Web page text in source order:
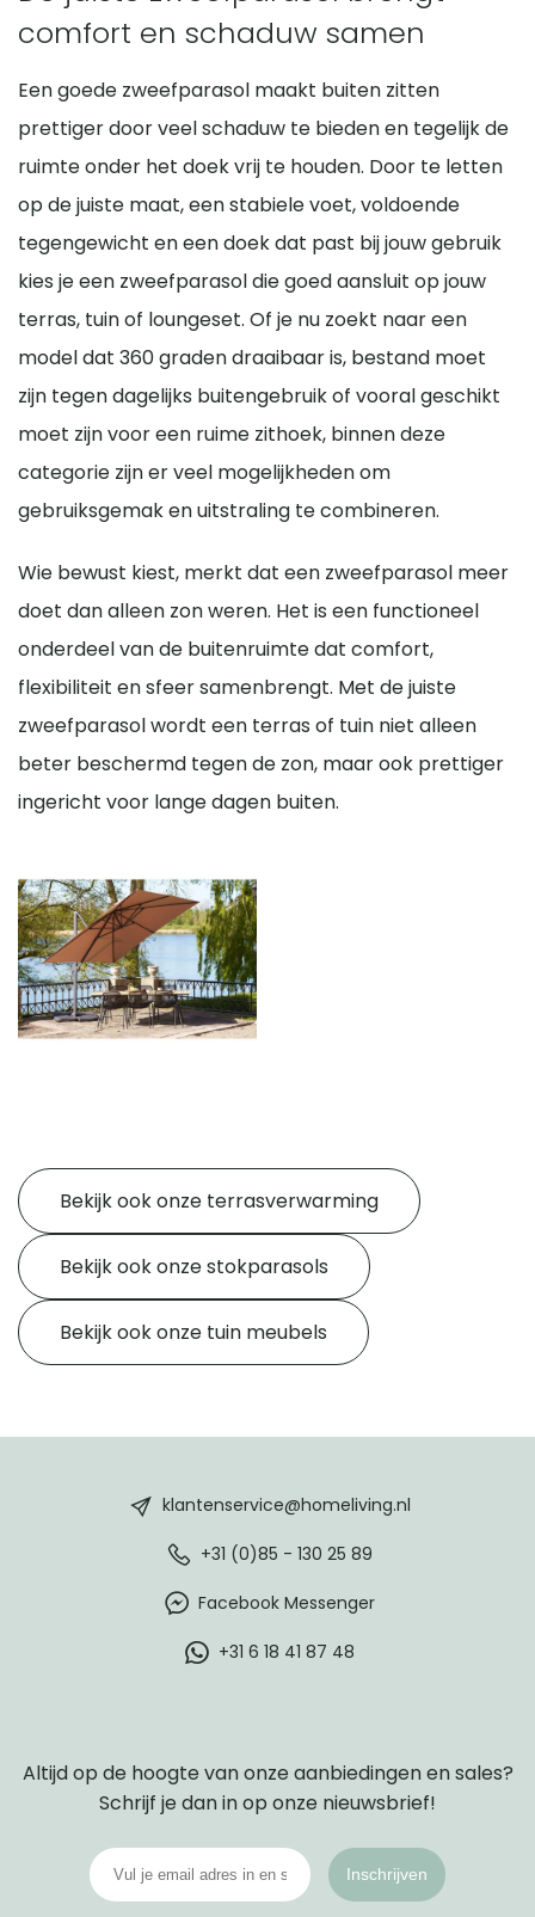
comfort en schaduw samen
Een goede zweefparasol maakt buiten zitten
prettiger door veel schaduw te bieden en tegelijk de
ruimte onder het doek vrij te houden. Door te letten
op de juiste maat, een stabiele voet, voldoende
tegengewicht en een doek dat past bij jouw gebruik
kies je een zweefparasol die goed aansluit op jouw
terras, tuin of loungeset. Of je nu zoekt naar een
model dat 360 graden draaibaar is, bestand moet
zijn tegen dagelijks buitengebruik of vooral geschikt
moet zijn voor een ruime zithoek, binnen deze
categorie zijn er veel mogelijkheden om
gebruiksgemak en uitstraling te combineren.
Wie bewust kiest, merkt dat een zweefparasol meer
doet dan alleen zon weren. Het is een functioneel
onderdeel van de buitenruimte dat comfort,
flexibiliteit en sfeer samenbrengt. Met de juiste
zweefparasol wordt een terras of tuin niet alleen
beter beschermd tegen de zon, maar ook prettiger
ingericht voor lange dagen buiten.
Bekijk ook onze terrasverwarming
Bekijk ook onze stokparasols
Bekijk ook onze tuin meubels
klantenservice@homeliving.nl
+31 (0)85 - 130 25 89
Facebook Messenger
+31 6 18 41 87 48
Altijd op de hoogte van onze aanbiedingen en sales?
Schrijf je dan in op onze nieuwsbrief!
Inschrijven